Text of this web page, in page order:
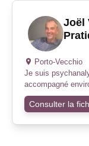
Joël
Porto-Vecchio
Je suis
accompagné
Consulter la